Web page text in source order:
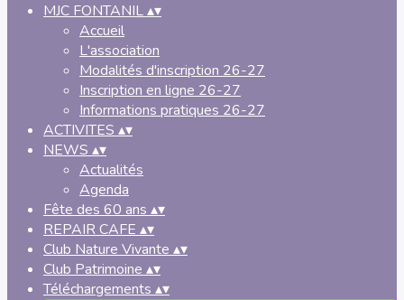
MJC FONTANIL▴▾
Accueil
L'association
Modalités d'inscription 26-27
Inscription en ligne 26-27
Informations pratiques 26-27
ACTIVITES ▴▾
NEWS ▴▾
Actualités
Agenda
Fête des 60 ans ▴▾
REPAIR CAFE ▴▾
Club Nature Vivante ▴▾
Club Patrimoine ▴▾
Téléchargements ▴▾